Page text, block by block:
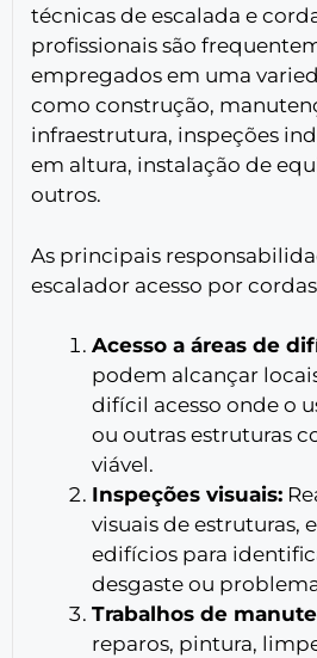
técnicas de escalada e
profissionais são
empregados em uma
como construção,
infraestrutura, inspeções
em altura, instalação de
outros.
As principais
escalador acesso por
Acesso a áreas de
podem alcançar
difícil acesso onde o
ou outras estruturas
viável.
Inspeções visuais:
visuais de estruturas,
edifícios para
desgaste ou
Trabalhos de
reparos, pintura,